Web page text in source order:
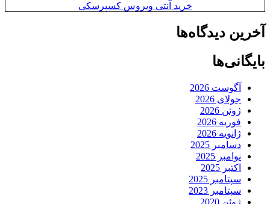
خرید آنتی ویروس کسپرسکی
آخرین دیدگاه‌ها
بایگانی‌ها
آگوست 2026
جولای 2026
ژوئن 2026
فوریه 2026
ژانویه 2026
دسامبر 2025
نوامبر 2025
اکتبر 2025
سپتامبر 2025
سپتامبر 2023
ژوئن 2020